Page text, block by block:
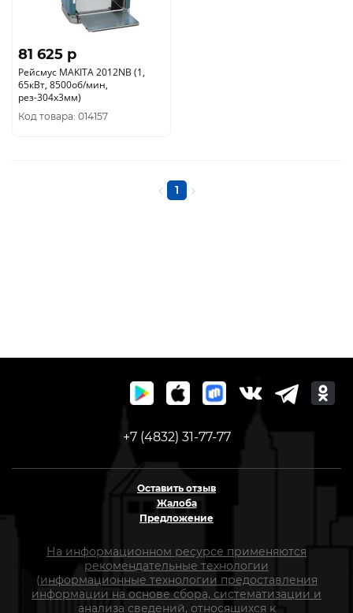
81 625 p
Рейсмус MAKITA 2012NB (1,
65кВт, 8500об/мин,
рез-304х3мм)
Код товара: 014157
1
+7 (4832) 31-77-77
Оставить отзыв
Жалоба
Предложение
На информационном ресурсе применяются
рекомендательные технологии
(информационные технологии предоставления
информации на основе сбора, систематизации и
анализа сведений, относящихся к